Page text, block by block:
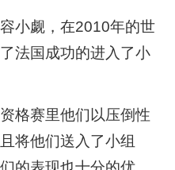
小觑，在2010年的世
法国成功的进入了小
格赛里他们以压倒性
将他们送入了小组